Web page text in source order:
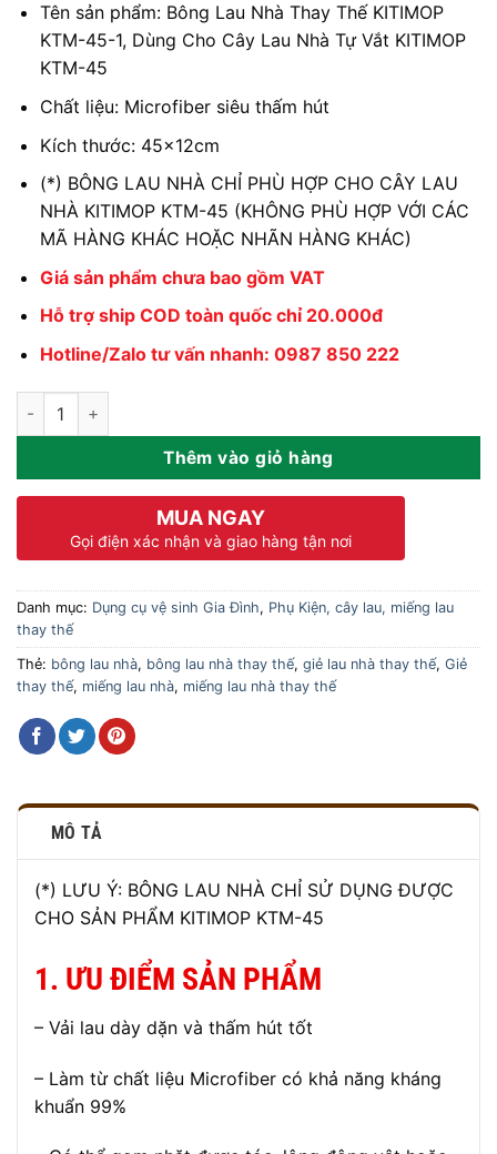
là:
30.000 ₫.
tại
là:
Tên sản phẩm: Bông Lau Nhà Thay Thế KITIMOP
KTM-45-1, Dùng Cho Cây Lau Nhà Tự Vắt KITIMOP
KTM-45
Chất liệu: Microfiber siêu thấm hút
Kích thước: 45x12cm
(*) BÔNG LAU NHÀ CHỈ PHÙ HỢP CHO CÂY LAU
NHÀ KITIMOP KTM-45 (KHÔNG PHÙ HỢP VỚI CÁC
MÃ HÀNG KHÁC HOẶC NHÃN HÀNG KHÁC)
Giá sản phẩm chưa bao gồm VAT
Hỗ trợ ship COD toàn quốc chỉ 20.000đ
Hotline/Zalo tư vấn nhanh: 0987 850 222
Bông Lau Nhà Thay Thế KITIMOP KTM-45-1 số lượng
Thêm vào giỏ hàng
MUA NGAY
Gọi điện xác nhận và giao hàng tận nơi
Danh mục: Dụng cụ vệ sinh Gia Đình, Phụ Kiện, cây lau, miếng lau
thay thế
Thẻ: bông lau nhà, bông lau nhà thay thế, giẻ lau nhà thay thế, Giẻ
thay thế, miếng lau nhà, miếng lau nhà thay thế
MÔ TẢ
(*) LƯU Ý: BÔNG LAU NHÀ CHỈ SỬ DỤNG ĐƯỢC
CHO SẢN PHẨM KITIMOP KTM-45
1. ƯU ĐIỂM SẢN PHẨM
– Vải lau dày dặn và thấm hút tốt
– Làm từ chất liệu Microfiber có khả năng kháng
khuẩn 99%